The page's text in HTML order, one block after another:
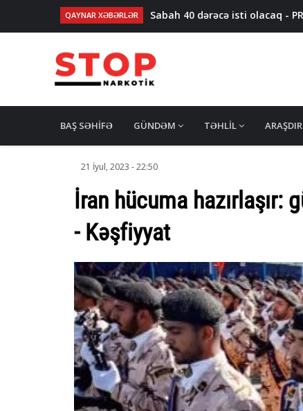
QAYNAR XƏBƏRLƏR
Sabah 40 dərəcə isti olacaq -
Nikol Paşinyan İlham Əliyevə
Ağdaşda media nümayəndələri
Gürcüstan gömrüyündə
NAVIGATION
BAŞ SƏHIFƏ GÜNDƏM TƏHLIL
21 İyul, 2023 - 22:50
İran hücuma hazırlaşır:
- Kəşfiyyat